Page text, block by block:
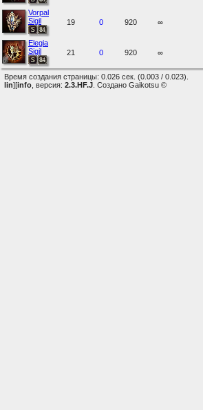
Vorpal
Sigil
19 0 920 ∞
Elegia
Sigil
21 0 920 ∞
Время создания страницы: 0.026 сек. (0.003 / 0.023).
lin][info , версия: 2.3.HF.J . Создано Gaikotsu ©